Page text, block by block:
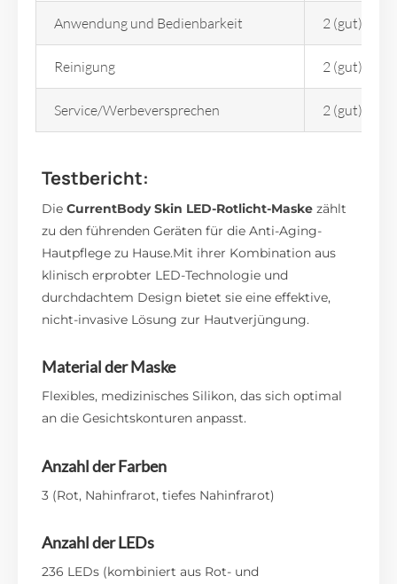
Anwendung und Bedienbarkeit 2 (gut)
Reinigung 2 (gut)
Service/Werbeversprechen 2 (gut)
Testbericht:
DieCurrentBody Skin LED-Rotlicht-Maske zählt
zu den führenden Geräten für die Anti-Aging-
Hautpflege zu Hause.Mit ihrer Kombination aus
klinisch erprobter LED-Technologie und
durchdachtem Design bietet sie eine effektive,
nicht-invasive Lösung zur Hautverjüngung.
Material der Maske
Flexibles, medizinisches Silikon, das sich optimal
an die Gesichtskonturen anpasst.
Anzahl der Farben
3 (Rot, Nahinfrarot, tiefes Nahinfrarot)
Anzahl der LEDs
236 LEDs (kombiniert aus Rot- und